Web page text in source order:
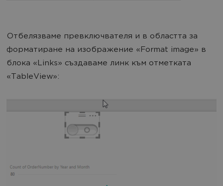
Отбелязваме превключвателя и в областта за
форматиране на изображение «Format image» в
блока «Links» създаваме линк към отметката
«TableView»: